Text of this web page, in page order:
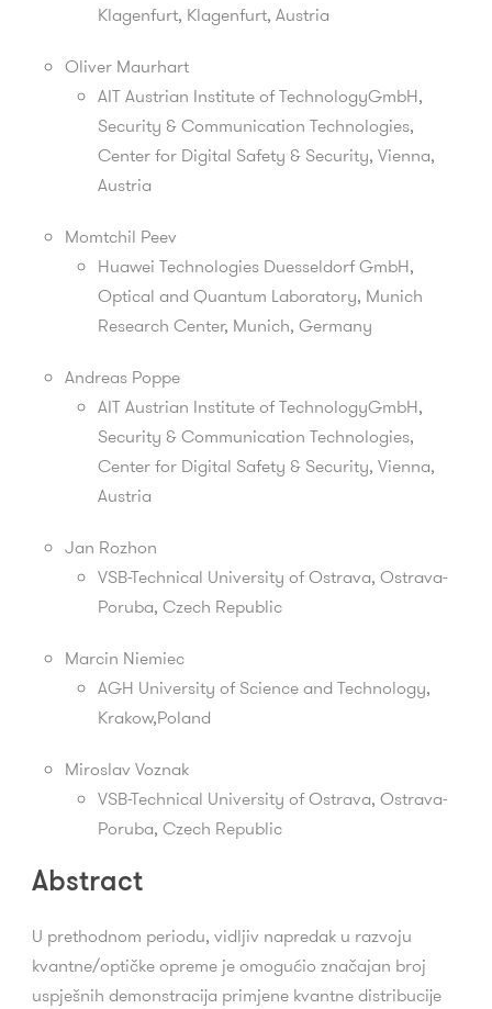
Klagenfurt, Klagenfurt, Austria
Oliver Maurhart
AIT Austrian Institute of TechnologyGmbH,
Security & Communication Technologies,
Center for Digital Safety & Security, Vienna,
Austria
Momtchil Peev
Huawei Technologies Duesseldorf GmbH,
Optical and Quantum Laboratory, Munich
Research Center, Munich, Germany
Andreas Poppe
AIT Austrian Institute of TechnologyGmbH,
Security & Communication Technologies,
Center for Digital Safety & Security, Vienna,
Austria
Jan Rozhon
VSB-Technical University of Ostrava, Ostrava-
Poruba, Czech Republic
Marcin Niemiec
AGH University of Science and Technology,
Krakow,Poland
Miroslav Voznak
VSB-Technical University of Ostrava, Ostrava-
Poruba, Czech Republic
Abstract
U prethodnom periodu, vidljiv napredak u razvoju
kvantne/optičke opreme je omogućio značajan broj
uspješnih demonstracija primjene kvantne distribucije